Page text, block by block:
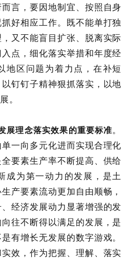
言，要因地制宜、按照自身
好相应工作。既不能单打独
又不能盲目扩张、脱离实际
点，细化落实举措和年度经
地区问题为着力点，在补短
钉钉子精神狠抓落实，以地
。
展理念落实效果的重要标准。
一向多元化进而实现合理化
要素生产率不断提高、供给
成为第一动力的发展，是土
产要素流动更加自由顺畅，
经济发展动力显著增强的发
往不断得以满足的发展，是
有增长无发展的数字游戏。
效，作为把握、理解、落实